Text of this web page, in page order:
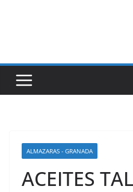
ALMAZARAS - GRANADA
ACEITES